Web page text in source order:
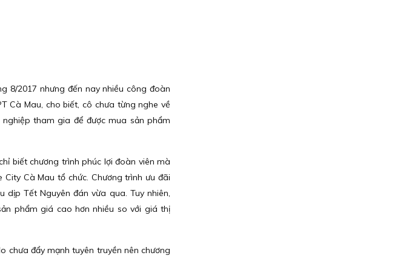
8/2017 nhưng đến nay nhiều công đoàn
Cà Mau, cho biết, cô chưa từng nghe về
tham gia để được mua sản phẩm
biết chương trình phúc lợi đoàn viên mà
Cà Mau tổ chức. Chương trình ưu đãi
dịp Tết Nguyên đán vừa qua. Tuy nhiên,
phẩm giá cao hơn nhiều so với giá thị
chưa đẩy mạnh tuyên truyền nên chương